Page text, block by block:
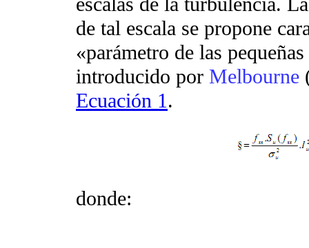
de tal escala se propone
«parámetro de las
introducido por Melbourne
Ecuación 1.
donde: